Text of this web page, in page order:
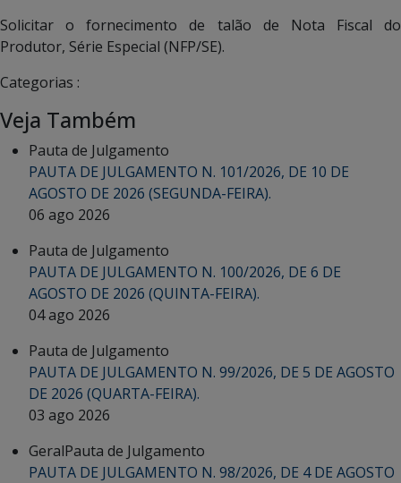
Solicitar o fornecimento de talão de Nota Fiscal do
Produtor, Série Especial (NFP/SE).
Categorias :
Veja Também
Pauta de Julgamento
PAUTA DE JULGAMENTO N. 101/2026, DE 10 DE
AGOSTO DE 2026 (SEGUNDA-FEIRA).
06 ago 2026
Pauta de Julgamento
PAUTA DE JULGAMENTO N. 100/2026, DE 6 DE
AGOSTO DE 2026 (QUINTA-FEIRA).
04 ago 2026
Pauta de Julgamento
PAUTA DE JULGAMENTO N. 99/2026, DE 5 DE AGOSTO
DE 2026 (QUARTA-FEIRA).
03 ago 2026
GeralPauta de Julgamento
PAUTA DE JULGAMENTO N. 98/2026, DE 4 DE AGOSTO